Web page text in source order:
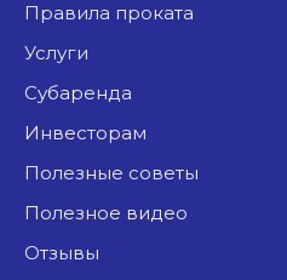
Правила проката
Услуги
Субаренда
Инвесторам
Полезные советы
Полезное видео
Отзывы